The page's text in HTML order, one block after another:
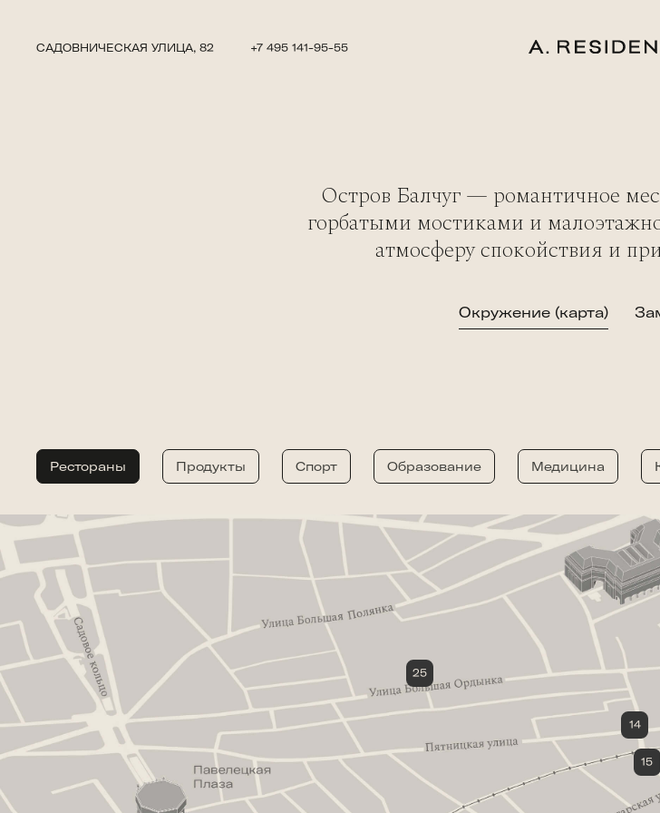
САДОВНИЧЕСКАЯ УЛИЦА, 82 +7 495 141-95-55
Остров Балчуг — романтичное
горбатыми мостиками и
атмосферу спокойствия и
Окружение (карта)
Рестораны Продукты Спорт Образование Медицина
14
15
25